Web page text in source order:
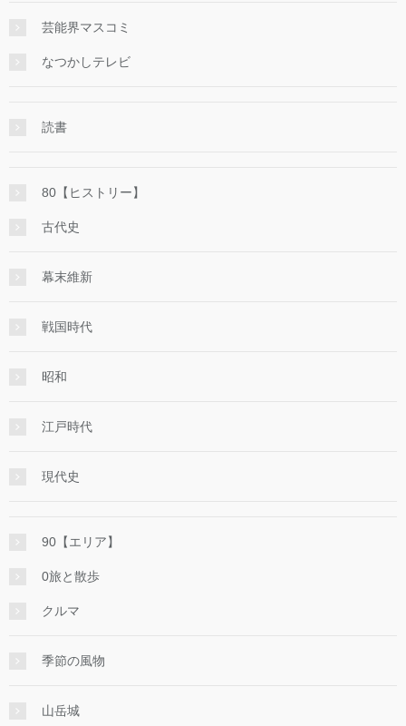
芸能界マスコミ
なつかしテレビ
読書
80【ヒストリー】
古代史
幕末維新
戦国時代
昭和
江戸時代
現代史
90【エリア】
0旅と散歩
クルマ
季節の風物
山岳城